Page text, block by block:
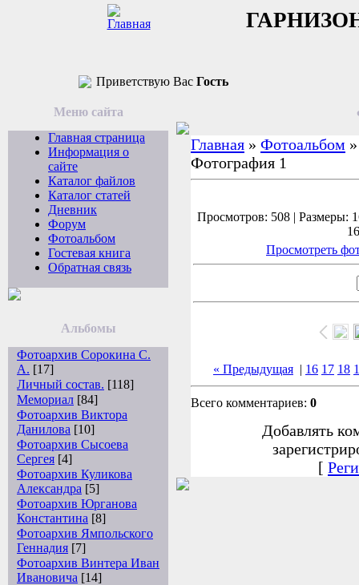
Приветствую Вас Гость
Меню сайта
Главная страница
Информация о
сайте
Каталог файлов
Каталог статей
Дневник
Форум
Фотоальбом
Гостевая книга
Обратная связь
Альбомы
Фотоархив Сорокина С.
А. [17]
Личный состав. [118]
Мемориал [84]
Фотоархив Виктора
Данилова [10]
Фотоархив Сысоева
Сергея [4]
Фотоархив Куликова
Александра [5]
Фотоархив Юрганова
Константина [8]
Фотоархив Ямпольского
Геннадия [7]
Фотоархив Винтера Иван
Ивановича [14]
Главная » Фотоальбом
Фотография 1
Просмотров: 508 | Размеры:
Просмотреть
« Предыдущая | 16 17 18
Всего комментариев: 0
Добавлять
[